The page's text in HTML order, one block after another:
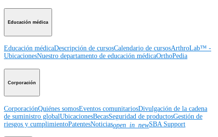
Educación médica
Educación médicaDescripción de cursosCalendario de cursosArthroLab™ -
UbicacionesNuestro departamento de educación médicaOrthoPedia
Corporación
CorporaciónQuiénes somosEventos comunitariosDivulgación de la cadena
de suministro globalUbicacionesBecasSeguridad de productosGestión de
riesgos y cumplimientoPatentesNoticiasopen_in_newSBA Support